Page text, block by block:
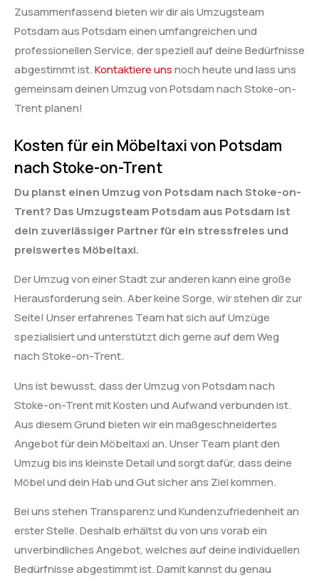
Zusammenfassend bieten wir dir als Umzugsteam
Potsdam aus Potsdam einen umfangreichen und
professionellen Service, der speziell auf deine Bedürfnisse
abgestimmt ist.Kontaktiere unsnoch heute und lass uns
gemeinsam deinen Umzug von Potsdam nach Stoke-on-
Trent planen!
Kosten für ein Möbeltaxi von Potsdam
nach Stoke-on-Trent
Du planst einen Umzug von Potsdam nach Stoke-on-
Trent? Das Umzugsteam Potsdam aus Potsdam ist
dein zuverlässiger Partner für ein stressfreies und
preiswertes Möbeltaxi.
Der Umzug von einer Stadt zur anderen kann eine große
Herausforderung sein. Aber keine Sorge, wir stehen dir zur
Seite! Unser erfahrenes Team hat sich auf Umzüge
spezialisiert und unterstützt dich gerne auf dem Weg
nach Stoke-on-Trent.
Uns ist bewusst, dass der Umzug von Potsdam nach
Stoke-on-Trent mit Kosten und Aufwand verbunden ist.
Aus diesem Grund bieten wir ein maßgeschneidertes
Angebot für dein Möbeltaxi an. Unser Team plant den
Umzug bis ins kleinste Detail und sorgt dafür, dass deine
Möbel und dein Hab und Gut sicher ans Ziel kommen.
Bei uns stehen Transparenz und Kundenzufriedenheit an
erster Stelle. Deshalb erhältst du von uns vorab ein
unverbindliches Angebot, welches auf deine individuellen
Bedürfnisse abgestimmt ist. Damit kannst du genau